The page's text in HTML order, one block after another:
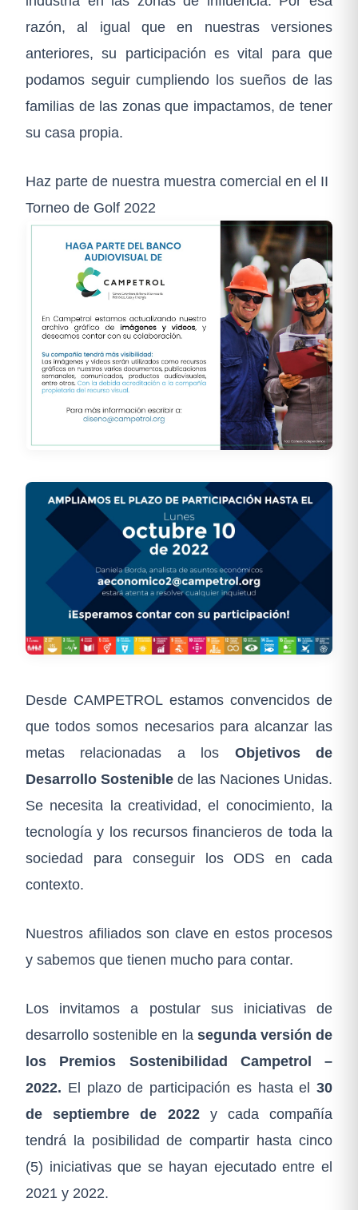
razón, al igual que en nuestras versiones
anteriores, su participación es vital para que
podamos seguir cumpliendo los sueños de las
familias de las zonas que impactamos, de tener
su casa propia.
Haz parte de nuestra muestra comercial en el II
Torneo de Golf 2022
Desde CAMPETROL estamos convencidos de
que todos somos necesarios para alcanzar las
metas relacionadas a los Objetivos de
Desarrollo Sostenible de las Naciones Unidas.
Se necesita la creatividad, el conocimiento, la
tecnología y los recursos financieros de toda la
sociedad para conseguir los ODS en cada
contexto.
Nuestros afiliados son clave en estos procesos
y sabemos que tienen mucho para contar⁠.
⁠Los invitamos a postular sus iniciativas de
desarrollo sostenible en la segunda versión de
los Premios Sostenibilidad Campetrol –
2022. El plazo de participación es hasta el 30
de septiembre de 2022 y cada compañía
tendrá la posibilidad de compartir hasta cinco
(5) iniciativas que se hayan ejecutado entre el
2021 y 2022.